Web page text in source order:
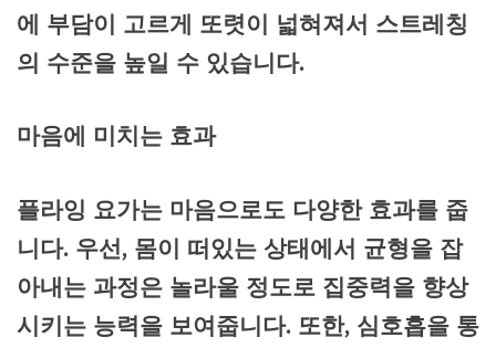
에 부담이 고르게 또렷이 넓혀져서 스트레칭
의 수준을 높일 수 있습니다.
마음에 미치는 효과
플라잉 요가는 마음으로도 다양한 효과를 줍
니다. 우선, 몸이 떠있는 상태에서 균형을 잡
아내는 과정은 놀라울 정도로 집중력을 향상
시키는 능력을 보여줍니다. 또한, 심호흡을 통